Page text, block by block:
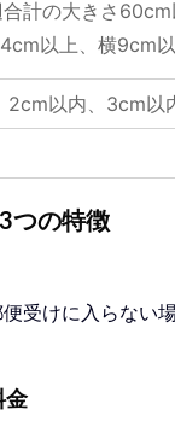
計の大きさ
以上、横9cm
2cm以内、3cm以
つの特徴
受けに入らない
金